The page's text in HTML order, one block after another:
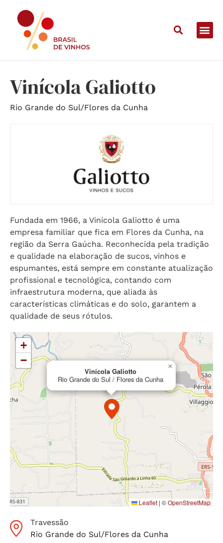
Vinícola Galiotto
Rio Grande do Sul/Flores da Cunha
Fundada em 1966, a Vinícola Galiotto é uma
empresa familiar que fica em Flores da Cunha, na
região da Serra Gaúcha. Reconhecida pela tradição
e qualidade na elaboração de sucos, vinhos e
espumantes, está sempre em constante atualização
profissional e tecnológica, contando com
infraestrutura moderna, que aliada às
características climáticas e do solo, garantem a
qualidade de seus rótulos.
Vinícola Galiotto
Rio Grande do Sul / Flores da Cunha
×
+
−
Leaflet | ©OpenStreetMap
Travessão
Rio Grande do Sul/Flores da Cunha